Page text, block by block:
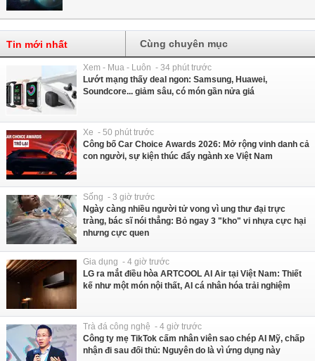
Tin mới nhất Cùng chuyên mục
Xem - Mua - Luôn - 34 phút trước
Lướt mạng thấy deal ngon: Samsung, Huawei,
Soundcore... giảm sâu, có món gần nửa giá
Xe - 50 phút trước
Công bố Car Choice Awards 2026: Mở rộng vinh danh cả
con người, sự kiện thúc đẩy ngành xe Việt Nam
Sống - 3 giờ trước
Ngày càng nhiều người tử vong vì ung thư đại trực
tràng, bác sĩ nói thẳng: Bỏ ngay 3 "kho" vi nhựa cực hại
nhưng cực quen
Gia dụng - 4 giờ trước
LG ra mắt điều hòa ARTCOOL AI Air tại Việt Nam: Thiết
kế như một món nội thất, AI cá nhân hóa trải nghiệm
Trà đá công nghệ - 4 giờ trước
Công ty mẹ TikTok cấm nhân viên sao chép AI Mỹ, chấp
nhận đi sau đối thủ: Nguyên do là vì ứng dụng này